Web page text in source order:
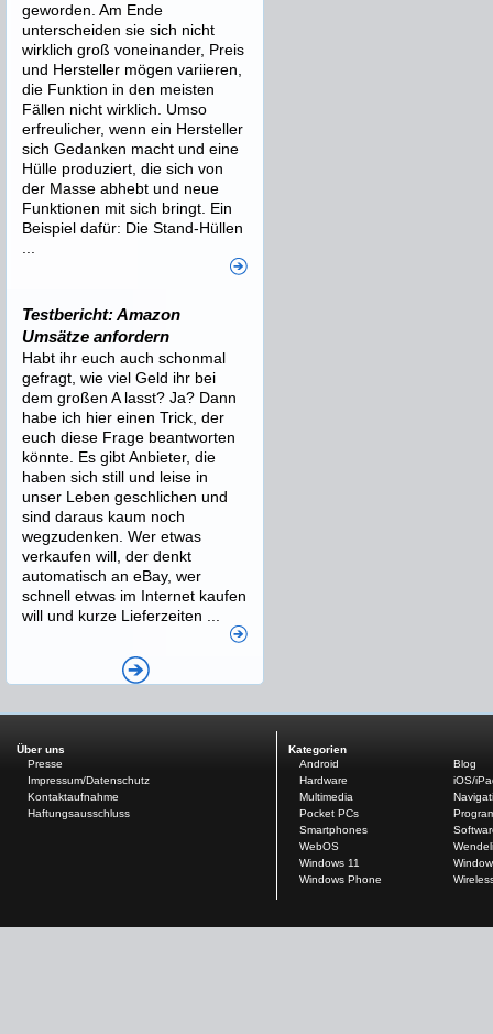
geworden. Am Ende
unterscheiden sie sich nicht
wirklich groß voneinander, Preis
und Hersteller mögen variieren,
die Funktion in den meisten
Fällen nicht wirklich. Umso
erfreulicher, wenn ein Hersteller
sich Gedanken macht und eine
Hülle produziert, die sich von
der Masse abhebt und neue
Funktionen mit sich bringt. Ein
Beispiel dafür: Die Stand-Hüllen
Testbericht: Amazon
Umsätze anfordern
Habt ihr euch auch schonmal
gefragt, wie viel Geld ihr bei
dem großen A lasst? Ja? Dann
habe ich hier einen Trick, der
euch diese Frage beantworten
könnte. Es gibt Anbieter, die
haben sich still und leise in
unser Leben geschlichen und
sind daraus kaum noch
wegzudenken. Wer etwas
verkaufen will, der denkt
automatisch an eBay, wer
schnell etwas im Internet kaufen
will und kurze Lieferzeiten ...
Über uns
Presse
Impressum/Datenschutz
Kontaktaufnahme
Haftungsausschluss
Kategorien
Android
Blog
Hardware
iOS/
Multimedia
Pocket PCs
Smartphones
WebOS
Windows 11
Windows Phone